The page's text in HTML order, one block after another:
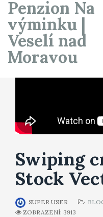
Penzion Na
výminku |
Veselí nad
Moravou
Swiping
Stock
SUPER USER
ZOBRAZENÍ: 3913